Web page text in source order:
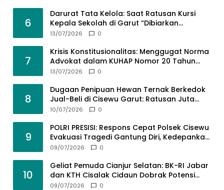
6
Darurat Tata Kelola: Saat Ratusan Kursi
Kepala Sekolah di Garut “Dibiarkan
Kosong” di Tengah Tumpukan Guru
13/07/2026 0
7
Krisis Konstitusionalitas: Menggugat Norma
Advokat dalam KUHAP Nomor 20 Tahun
2025 demi Keadilan yang Bermartabat
13/07/2026 0
8
Dugaan Penipuan Hewan Ternak Berkedok
Jual-Beli di Cisewu Garut: Ratusan Juta
Rupiah Raib, BK-RI Desak Polda Jabar Turun
10/07/2026 0
9
POLRI PRESISI: Respons Cepat Polsek Cisewu
Evakuasi Tragedi Gantung Diri, Kedepankan
Pendekatan Spiritual dan Hukum Demi Jaga
09/07/2026 0
10
Geliat Pemuda Cianjur Selatan: BK-RI Jabar
dan KTH Cisalak Cidaun Dobrak Potensi
Wisata Berbasis Regulasi
09/07/2026 0